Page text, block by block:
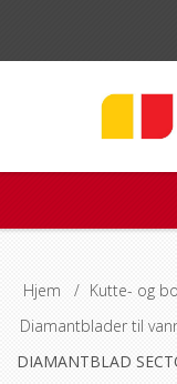
Hjem / Kutte- og
Diamantblader til
DIAMANTBLAD